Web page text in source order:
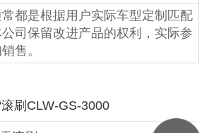
都是根据用户实际车型定制匹配
司保留改进产品的权利，实际参
售。
刷CLW-GS-3000